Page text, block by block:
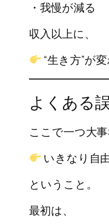
・我慢が減る
収入以上に、
“生き方”が
よくある
ここで一つ大
いきなり自
ということ。
最初は、